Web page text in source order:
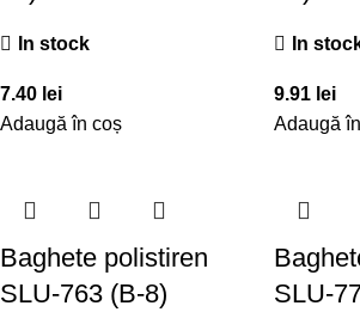
In stock
7.40 lei
Adaugă în coș
In
9.91 lei
Adaugă
Baghete polistiren
SLU-763 (B-8)
SLU-